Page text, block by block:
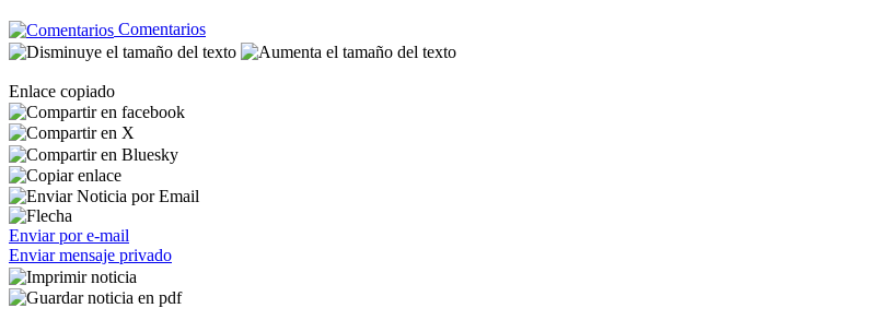
Comentarios
Enlace copiado
Enviar por e-mail
Enviar mensaje privado